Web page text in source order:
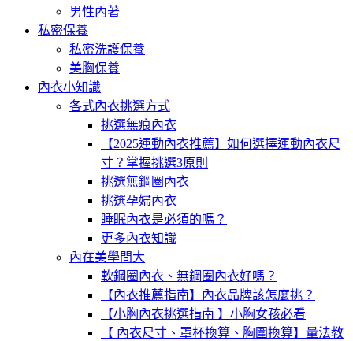
男性內著
私密保養
私密洗護保養
美胸保養
內衣小知識
各式內衣挑選方式
挑選無痕內衣
【2025運動內衣推薦】如何選擇運動內衣尺
寸？掌握挑選3原則
挑選無鋼圈內衣
挑選孕婦內衣
睡眠內衣是必須的嗎？
更多內衣知識
內在美學問大
軟鋼圈內衣、無鋼圈內衣好嗎？
【內衣推薦指南】內衣品牌該怎麼挑？
【小胸內衣挑選指南 】小胸女孩必看
【 內衣尺寸、罩杯換算、胸圍換算】量法教